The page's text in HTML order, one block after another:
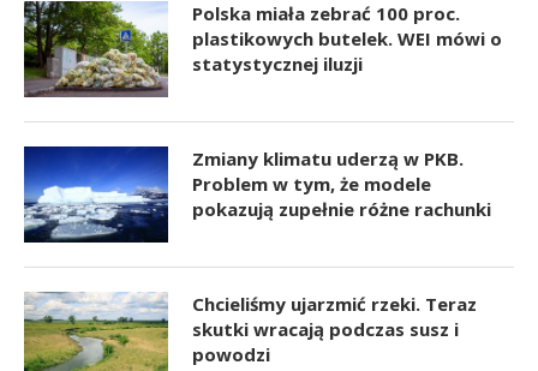
Polska miała zebrać 100 proc.
plastikowych butelek. WEI mówi o
statystycznej iluzji
Zmiany klimatu uderzą w PKB.
Problem w tym, że modele
pokazują zupełnie różne rachunki
Chcieliśmy ujarzmić rzeki. Teraz
skutki wracają podczas susz i
powodzi